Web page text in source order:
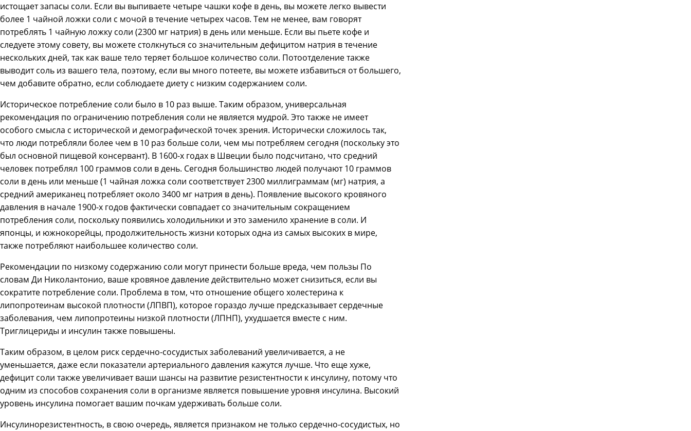
истощает запасы соли. Если вы выпиваете четыре чашки кофе в день, вы можете легко вывести
более 1 чайной ложки соли с мочой в течение четырех часов. Тем не менее, вам говорят
потреблять 1 чайную ложку соли (2300 мг натрия) в день или меньше. Если вы пьете кофе и
следуете этому совету, вы можете столкнуться со значительным дефицитом натрия в течение
нескольких дней, так как ваше тело теряет большое количество соли. Потоотделение также
выводит соль из вашего тела, поэтому, если вы много потеете, вы можете избавиться от большего,
чем добавите обратно, если соблюдаете диету с низким содержанием соли.
Историческое потребление соли было в 10 раз выше. Таким образом, универсальная
рекомендация по ограничению потребления соли не является мудрой. Это также не имеет
особого смысла с исторической и демографической точек зрения. Исторически сложилось так,
что люди потребляли более чем в 10 раз больше соли, чем мы потребляем сегодня (поскольку это
был основной пищевой консервант). В 1600-х годах в Швеции было подсчитано, что средний
человек потреблял 100 граммов соли в день. Сегодня большинство людей получают 10 граммов
соли в день или меньше (1 чайная ложка соли соответствует 2300 миллиграммам (мг) натрия, а
средний американец потребляет около 3400 мг натрия в день). Появление высокого кровяного
давления в начале 1900-х годов фактически совпадает со значительным сокращением
потребления соли, поскольку появились холодильники и это заменило хранение в соли. И
японцы, и южнокорейцы, продолжительность жизни которых одна из самых высоких в мире,
также потребляют наибольшее количество соли.
Рекомендации по низкому содержанию соли могут принести больше вреда, чем пользы По
словам Ди Николантонио, ваше кровяное давление действительно может снизиться, если вы
сократите потребление соли. Проблема в том, что отношение общего холестерина к
липопротеинам высокой плотности (ЛПВП), которое гораздо лучше предсказывает сердечные
заболевания, чем липопротеины низкой плотности (ЛПНП), ухудшается вместе с ним.
Триглицериды и инсулин также повышены.
Таким образом, в целом риск сердечно-сосудистых заболеваний увеличивается, а не
уменьшается, даже если показатели артериального давления кажутся лучше. Что еще хуже,
дефицит соли также увеличивает ваши шансы на развитие резистентности к инсулину, потому что
одним из способов сохранения соли в организме является повышение уровня инсулина. Высокий
уровень инсулина помогает вашим почкам удерживать больше соли.
Инсулинорезистентность, в свою очередь, является признаком не только сердечно-сосудистых, но